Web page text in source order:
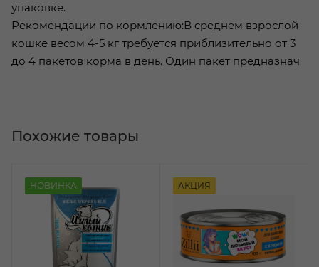
упаковке.
Рекомендации по кормлению:В среднем взрослой
кошке весом 4-5 кг требуется приблизительно от 3
до 4 пакетов корма в день. Один пакет предназнач
НОВИНКА АКЦИЯ
Похожие товары